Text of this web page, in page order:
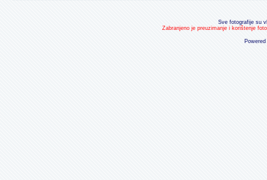
Sve fotografije su
Zabranjeno je preuzimanje i korištenje